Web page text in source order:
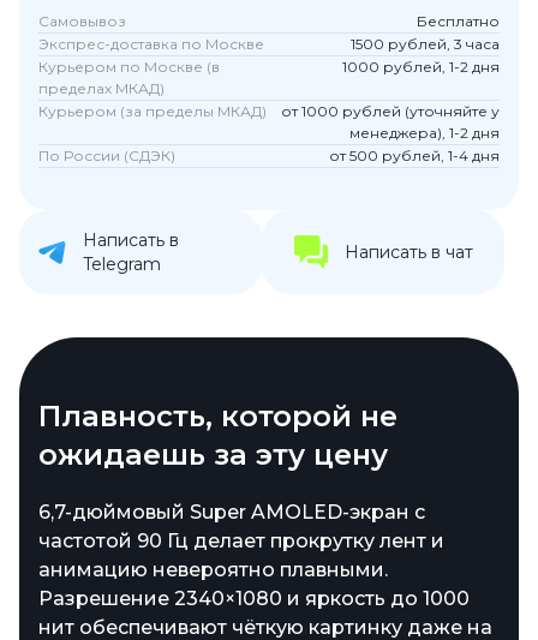
Самовывоз
Бесплатно
Экспрес-доставка по Москве
1500 рублей, 3 часа
Курьером по Москве (в
пределах МКАД)
1000 рублей, 1-2 дня
Курьером (за пределы МКАД)
от 1000 рублей (уточняйте у
менеджера), 1-2 дня
По России (СДЭК)
от 500 рублей, 1-4 дня
Написать в
Telegram
Написать в чат
Плавность, которой не
ожидаешь за эту цену
6,7-дюймовый Super AMOLED-экран с
частотой 90 Гц делает прокрутку лент и
анимацию невероятно плавными.
Разрешение 2340×1080 и яркость до 1000
нит обеспечивают чёткую картинку даже на